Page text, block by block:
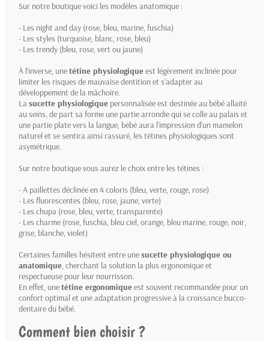
Sur notre boutique voici les modèles anatomique :
- Les night and day (rose, bleu, marine, fuschia)
- Les styles (turquoise, blanc, rose, bleu)
- Les trendy (bleu, rose, vert ou jaune)
À l’inverse, unetétine physiologiqueest légèrement inclinée pour
limiter les risques de mauvaise dentition et s’adapter au
développement de la mâchoire.
Lasucette physiologique personnalisée est destinée au bébé allaité
au seins, de part sa forme une partie arrondie qui se colle au palais et
une partie plate vers la langue, bébé aura l'impression d'un mamelon
naturel et se sentira ainsi rassuré, les tétines physiologiques sont
asymétrique.
Sur notre boutique vous aurez le choix entre les tétines :
- A paillettes déclinée en 4 coloris (bleu, verte, rouge, rose)
- Les fluorescentes (bleu, rose, jaune, verte)
- Les chupa (rose, bleu, verte, transparente)
- Les charme (rose, fuschia, bleu ciel, orange, bleu marine, rouge, noir,
grise, blanche, violet)
Certaines familles hésitent entre unesucette physiologique ou
anatomique, cherchant la solution la plus ergonomique et
respectueuse pour leur nourrisson.
En effet, unetétine ergonomiqueest souvent recommandée pour un
confort optimal et une adaptation progressive à la croissance bucco-
dentaire du bébé.
Comment bien choisir ?